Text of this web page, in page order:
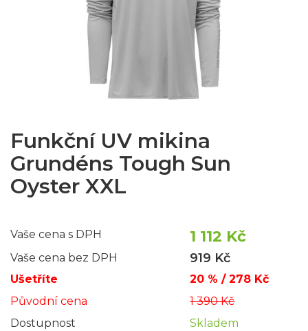
Funkční UV mikina
Grundéns Tough Sun
Oyster XXL
Vaše cena s DPH 1 112 Kč
Vaše cena bez DPH 919 Kč
Ušetříte
20 % / 278 Kč
Původní cena
1 390 Kč
Dostupnost
Skladem